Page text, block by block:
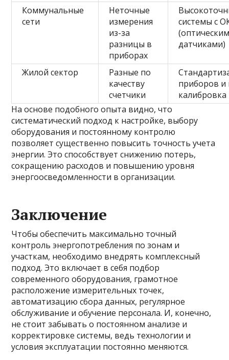
Коммунальные
сети
Неточные
измерения
из-за
разницы в
приборах
системы с
датчиками)
Жилой сектор
Разные по
качеству
счетчики
приборов и
калибровка
На основе подобного опыта видно, что
систематический подход к настройке, выбору
оборудования и постоянному контролю
позволяет существенно повысить точность учета
энергии. Это способствует снижению потерь,
сокращению расходов и повышению уровня
энергоосведомленности в организации.
Заключение
Чтобы обеспечить максимально точный
контроль энергопотребления по зонам и
участкам, необходимо внедрять комплексный
подход. Это включает в себя подбор
современного оборудования, грамотное
расположение измерительных точек,
автоматизацию сбора данных, регулярное
обслуживание и обучение персонала. И, конечно,
не стоит забывать о постоянном анализе и
корректировке системы, ведь технологии и
условия эксплуатации постоянно меняются.